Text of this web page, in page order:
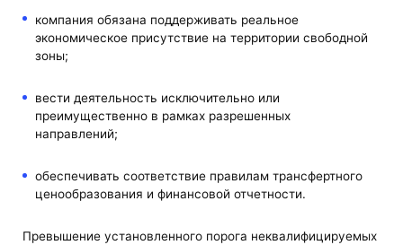
компания обязана поддерживать реальное
экономическое присутствие на территории свободной
зоны;
вести деятельность исключительно или
преимущественно в рамках разрешенных
направлений;
обеспечивать соответствие правилам трансфертного
ценообразования и финансовой отчетности.
Превышение установленного порога неквалифицируемых